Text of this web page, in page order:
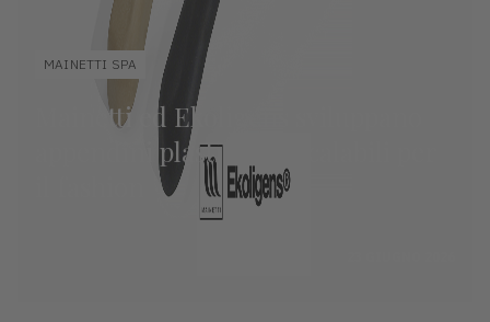
MAINETTI SPA
Mainetti ed Ekoligens sviluppano
appendini plastic free scalabili per